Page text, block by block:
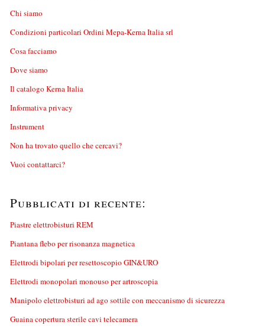
Chi siamo
Condizioni particolari Ordini Mepa-Kerna Italia srl
Cosa facciamo
Dove siamo
Il catalogo Kerna Italia
Informativa privacy
Instrument
Non ha trovato quello che cercavi?
Vuoi contattarci?
Pubblicati di recente:
Piastre elettrobisturi REM
Piantana flebo per risonanza magnetica
Elettrodi bipolari per resettoscopio GIN&URO
Elettrodi monopolari monouso per artroscopia
Manipolo elettrobisturi ad ago sottile con meccanismo di sicurezza
Guaina copertura sterile cavi telecamera